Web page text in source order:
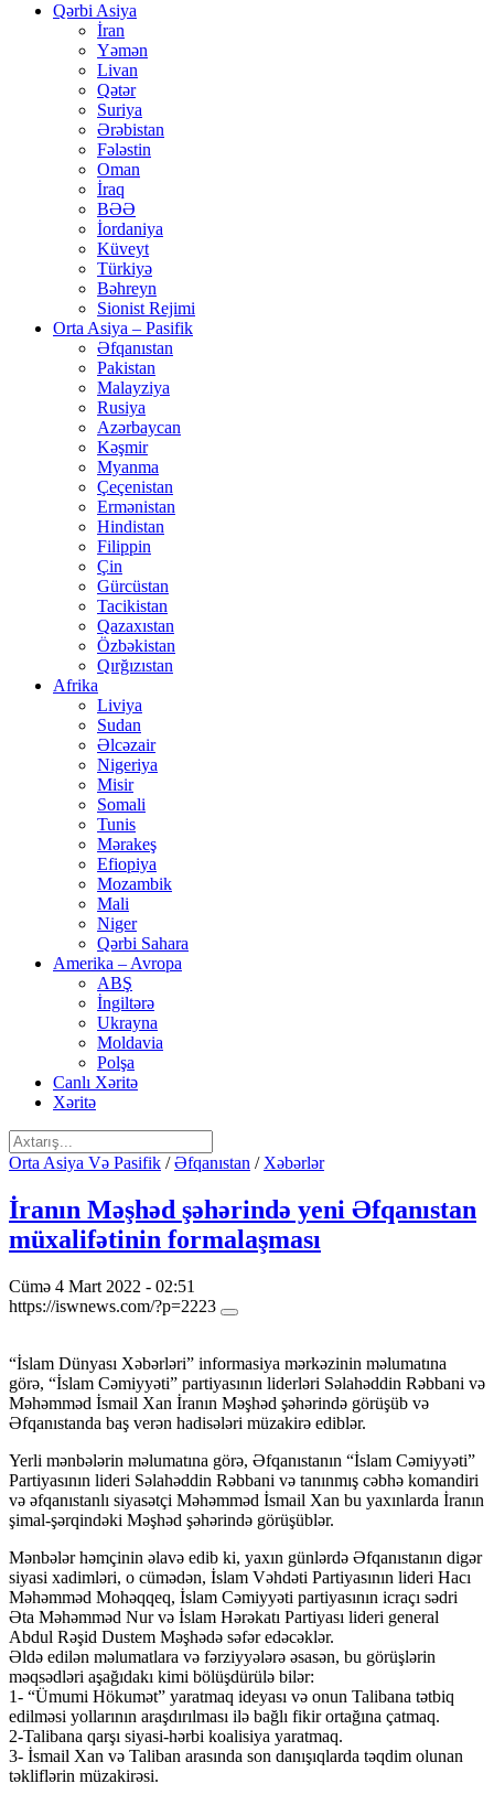
Qərbi Asiya
İran
Yəmən
Livan
Qətər
Suriya
Ərəbistan
Fələstin
Oman
İraq
BƏƏ
İordaniya
Küveyt
Türkiyə
Bəhreyn
Sionist Rejimi
Orta Asiya – Pasifik
Əfqanıstan
Pakistan
Malayziya
Rusiya
Azərbaycan
Kəşmir
Myanma
Çeçenistan
Ermənistan
Hindistan
Filippin
Çin
Gürcüstan
Tacikistan
Qazaxıstan
Özbəkistan
Qırğızıstan
Afrika
Liviya
Sudan
Əlcəzair
Nigeriya
Misir
Somali
Tunis
Mərakeş
Efiopiya
Mozambik
Mali
Niger
Qərbi Sahara
Amerika – Avropa
ABŞ
İngiltərə
Ukrayna
Moldavia
Polşa
Canlı Xəritə
Xəritə
Orta Asiya Və Pasifik /Əfqanıstan / Xəbərlər
İranın Məşhəd şəhərində yeni Əfqanıstan
müxalifətinin formalaşması
Cümə 4 Mart 2022 - 02:51
https://iswnews.com/?p=2223
“İslam Dünyası Xəbərləri” informasiya mərkəzinin məlumatına
görə, “İslam Cəmiyyəti” partiyasının liderləri Səlahəddin Rəbbani və
Məhəmməd İsmail Xan İranın Məşhəd şəhərində görüşüb və
Əfqanıstanda baş verən hadisələri müzakirə ediblər.
Yerli mənbələrin məlumatına görə, Əfqanıstanın “İslam Cəmiyyəti”
Partiyasının lideri Səlahəddin Rəbbani və tanınmış cəbhə komandiri
və əfqanıstanlı siyasətçi Məhəmməd İsmail Xan bu yaxınlarda İranın
şimal-şərqindəki Məşhəd şəhərində görüşüblər.
Mənbələr həmçinin əlavə edib ki, yaxın günlərdə Əfqanıstanın digər
siyasi xadimləri, o cümədən, İslam Vəhdəti Partiyasının lideri Hacı
Məhəmməd Mohəqqeq, İslam Cəmiyyəti partiyasının icraçı sədri
Əta Məhəmməd Nur və İslam Hərəkatı Partiyası lideri general
Abdul Rəşid Dustem Məşhədə səfər edəcəklər.
Əldə edilən məlumatlara və fərziyyələrə əsasən, bu görüşlərin
məqsədləri aşağıdakı kimi bölüşdürülə bilər:
1- “Ümumi Hökumət” yaratmaq ideyası və onun Talibana tətbiq
edilməsi yollarının araşdırılması ilə bağlı fikir ortağına çatmaq.
2-Talibana qarşı siyasi-hərbi koalisiya yaratmaq.
3- İsmail Xan və Taliban arasında son danışıqlarda təqdim olunan
təkliflərin müzakirəsi.